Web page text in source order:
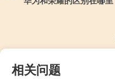
相关问题